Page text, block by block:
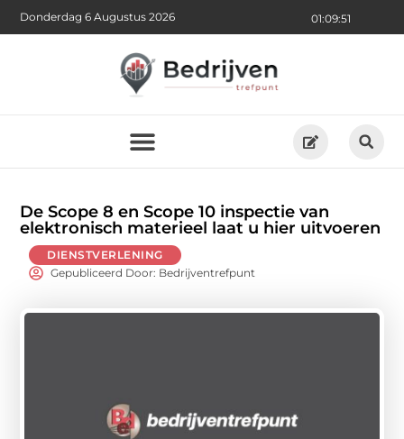
01:09:52
Donderdag 6 Augustus 2026
De Scope 8 en Scope 10 inspectie van
elektronisch materieel laat u hier uitvoeren
DIENSTVERLENING
Gepubliceerd Door: Bedrijventrefpunt